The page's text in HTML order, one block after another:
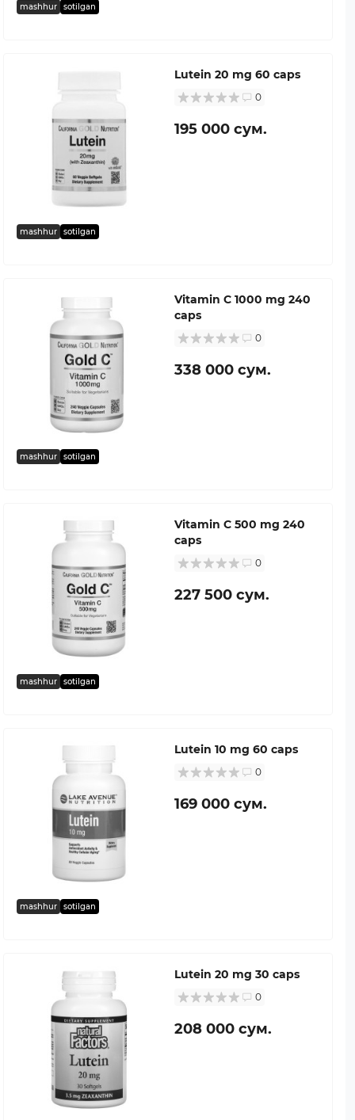
mashhur sotilgan
mashhur sotilgan
Lutein 20 mg 60 caps
0
195 000 сум.
mashhur sotilgan
Vitamin C 1000 mg 240
caps
0
338 000 сум.
mashhur sotilgan
Vitamin C 500 mg 240
caps
0
227 500 сум.
mashhur sotilgan
Lutein 10 mg 60 caps
0
169 000 сум.
Lutein 20 mg 30 caps
0
208 000 сум.